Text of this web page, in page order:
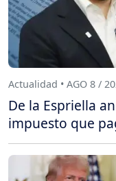
Actualidad • AGO 8 /
De la Espriella
impuesto que